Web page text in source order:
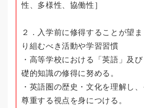
性、多様性、協働性］
２．入学前に修得することが望
り組むべき活動や学習習慣
・高等学校における「英語」及
礎的知識の修得に努める。
・英語圏の歴史・文化を理解し
尊重する視点を身につける。